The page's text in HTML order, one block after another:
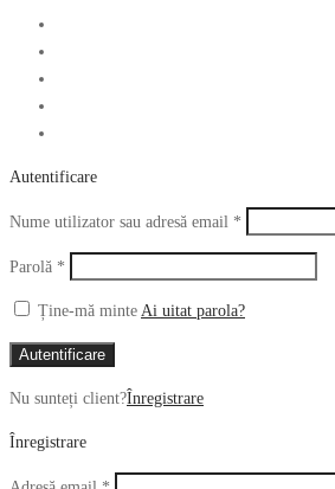
Autentificare
Nume utilizator sau adresă email *
Parolă *
Ține-mă minte Ai uitat parola?
Autentificare
Nu sunteți client?Înregistrare
Înregistrare